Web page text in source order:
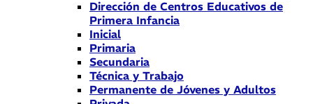
Dirección de Centros Educativos de
Primera Infancia
Inicial
Primaria
Secundaria
Técnica y Trabajo
Permanente de Jóvenes y Adultos